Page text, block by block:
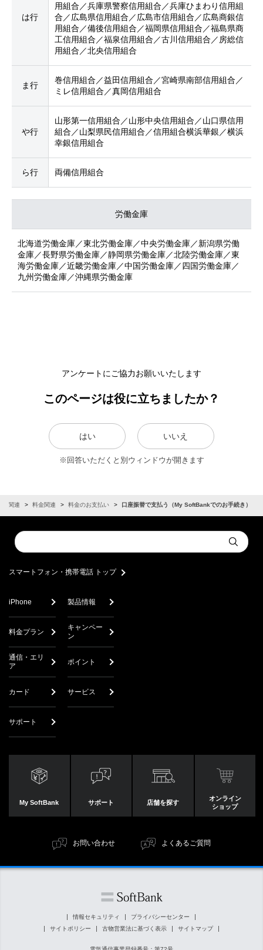
は行
用組合／兵庫県警察信用組合／兵庫ひまわり信用組
合／広島県信用組合／広島市信用組合／広島商銀信
用組合／備後信用組合／福岡県信用組合／福島県商
工信用組合／福泉信用組合／古川信用組合／房総信
用組合／北央信用組合
ま行
巻信用組合／益田信用組合／宮崎県南部信用組合／
ミレ信用組合／真岡信用組合
や行
山形第一信用組合／山形中央信用組合／山口県信用
組合／山梨県民信用組合／信用組合横浜華銀／横浜
幸銀信用組合
ら行 両備信用組合
労働金庫
北海道労働金庫／東北労働金庫／中央労働金庫／新潟県労働
金庫／長野県労働金庫／静岡県労働金庫／北陸労働金庫／東
海労働金庫／近畿労働金庫／中国労働金庫／四国労働金庫／
九州労働金庫／沖縄県労働金庫
アンケートにご協力お願いいたします
このページは役に立ちましたか？
はい いいえ
※回答いただくと別ウィンドウが開きます
約関連 料金関連 料金のお支払い 口座振替で支払う（My SoftBankでのお手続き）
Conduct
a
Submit
スマートフォン・携帯電話 トップ
iPhone 製品情報
料金プラン
キャンペー
ン
通信・エリ
ア
ポイント
カード サービス
サポート
My SoftBank サポート 店舗を探す
オンライン
ショップ
お問い合わせ よくあるご質問
情報セキュリティ
プライバシーセンター
サイトポリシー
古物営業法に基づく表示 サイトマップ